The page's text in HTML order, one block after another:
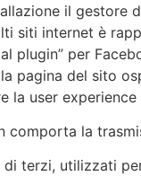
il gestore
siti internet è
plugin” per
pagina del sito
la user
comporta la
terzi, utilizzati